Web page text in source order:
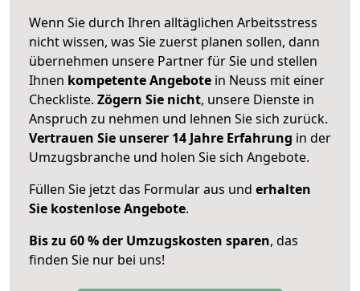
Wenn Sie durch Ihren alltäglichen Arbeitsstress
nicht wissen, was Sie zuerst planen sollen, dann
übernehmen unsere Partner für Sie und stellen
Ihnen kompetente Angebote in Neuss mit einer
Checkliste. Zögern Sie nicht, unsere Dienste in
Anspruch zu nehmen und lehnen Sie sich zurück.
Vertrauen Sie unserer 14 Jahre Erfahrung in der
Umzugsbranche und holen Sie sich Angebote.
Füllen Sie jetzt das Formular aus und erhalten
Sie kostenlose Angebote.
Bis zu 60 % der Umzugskosten sparen, das
finden Sie nur bei uns!